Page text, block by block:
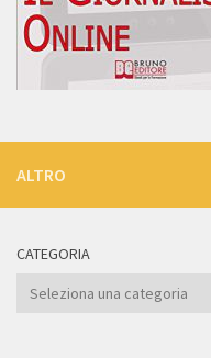
ALTRO
CATEGORIA
Categoria